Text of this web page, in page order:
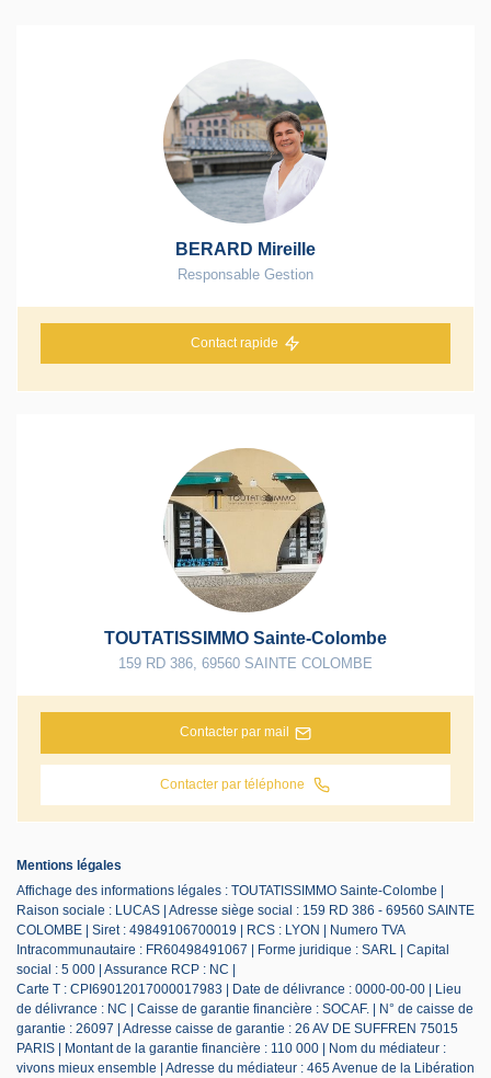
BERARD Mireille
Responsable Gestion
Contact rapide
TOUTATISSIMMO Sainte-Colombe
159 RD 386, 69560 SAINTE COLOMBE
Contacter par mail
Contacter par téléphone
Mentions légales
Affichage des informations légales : TOUTATISSIMMO Sainte-Colombe |
Raison sociale : LUCAS | Adresse siège social : 159 RD 386 - 69560 SAINTE
COLOMBE | Siret : 49849106700019 | RCS : LYON | Numero TVA
Intracommunautaire : FR60498491067 | Forme juridique : SARL | Capital
social : 5 000 | Assurance RCP : NC |
Carte T : CPI69012017000017983 | Date de délivrance : 0000-00-00 | Lieu
de délivrance : NC | Caisse de garantie financière : SOCAF. | N° de caisse de
garantie : 26097 | Adresse caisse de garantie : 26 AV DE SUFFREN 75015
PARIS | Montant de la garantie financière : 110 000 | Nom du médiateur :
vivons mieux ensemble | Adresse du médiateur : 465 Avenue de la Libération